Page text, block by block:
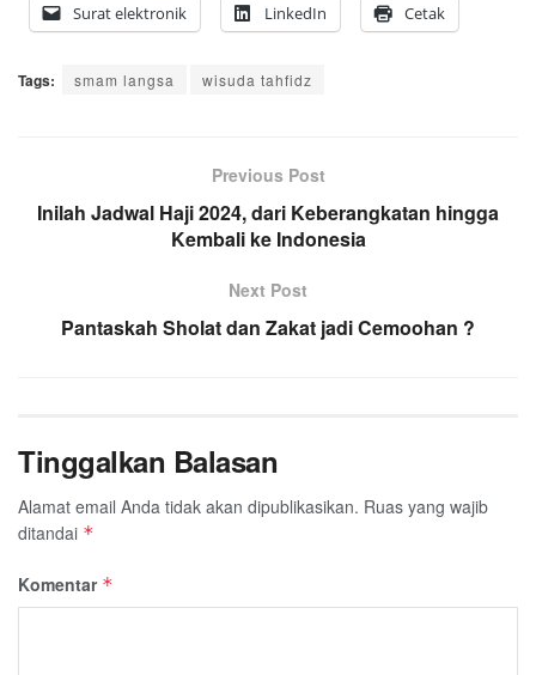
Surat elektronik LinkedIn Cetak
Tags: smam langsa wisuda tahfidz
Previous Post
Inilah Jadwal Haji 2024, dari Keberangkatan hingga
Kembali ke Indonesia
Next Post
Pantaskah Sholat dan Zakat jadi Cemoohan ?
Tinggalkan Balasan
Alamat email Anda tidak akan dipublikasikan. Ruas yang wajib
ditandai *
Komentar *